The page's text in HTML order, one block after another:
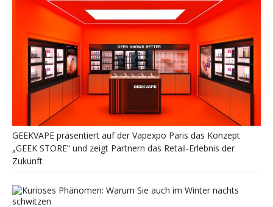
GEEKVAPE präsentiert auf der Vapexpo Paris das Konzept
„GEEK STORE“ und zeigt Partnern das Retail-Erlebnis der
Zukunft